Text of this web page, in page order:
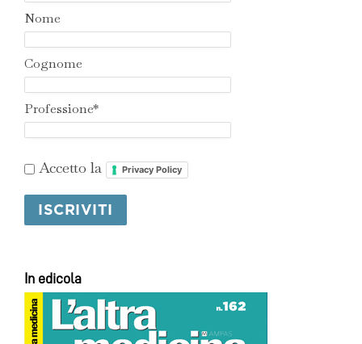
Nome
Cognome
Professione*
Accetto la Privacy Policy
In edicola